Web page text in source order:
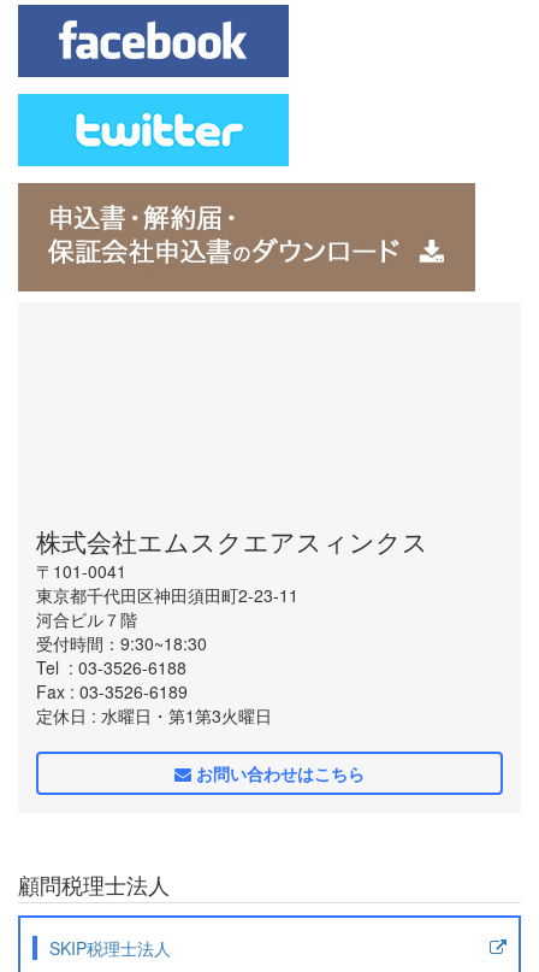
株式会社エムスクエアスィンクス
〒101-0041
東京都千代田区神田須田町2-23-11
河合ビル７階
受付時間：9:30~18:30
Tel : 03-3526-6188
Fax : 03-3526-6189
定休日 : 水曜日・第1第3火曜日
お問い合わせはこちら
顧問税理士法人
SKIP税理士法人